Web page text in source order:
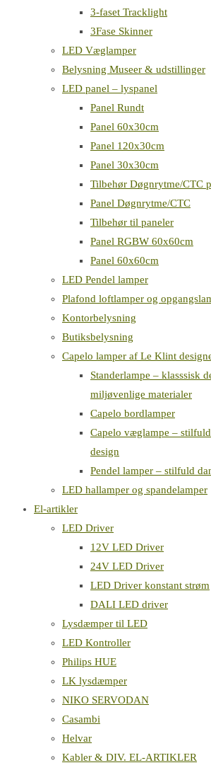
3-faset Tracklight
3Fase Skinner
LED Væglamper
Belysning Museer & udstillinger
LED panel – lyspanel
Panel Rundt
Panel 60x30cm
Panel 120x30cm
Panel 30x30cm
Tilbehør Døgnrytme/CTC
Panel Døgnrytme/CTC
Tilbehør til paneler
Panel RGBW 60x60cm
Panel 60x60cm
LED Pendel lamper
Plafond loftlamper og
Kontorbelysning
Butiksbelysning
Capelo lamper af Le Klint
Standerlampe – klasssisk
miljøvenlige materialer
Capelo bordlamper
Capelo væglampe –
design
Pendel lamper – stilfuld
LED hallamper og spandelamper
El-artikler
LED Driver
12V LED Driver
24V LED Driver
LED Driver konstant strøm
DALI LED driver
Lysdæmper til LED
LED Kontroller
Philips HUE
LK lysdæmper
NIKO SERVODAN
Casambi
Helvar
Kabler & DIV. EL-ARTIKLER